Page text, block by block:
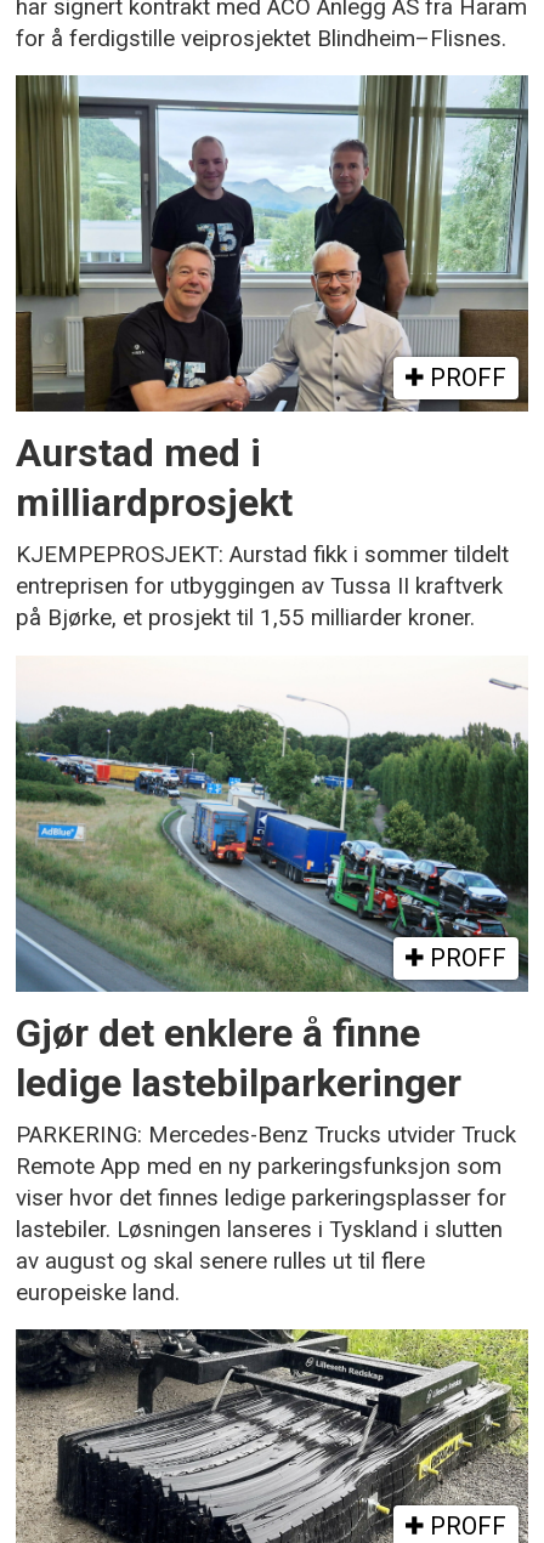
har signert kontrakt med ACO Anlegg AS fra Haram
for å ferdigstille veiprosjektet Blindheim–Flisnes.
PROFF
Aurstad med i
milliardprosjekt
KJEMPEPROSJEKT: Aurstad fikk i sommer tildelt
entreprisen for utbyggingen av Tussa II kraftverk
på Bjørke, et prosjekt til 1,55 milliarder kroner.
PROFF
Gjør det enklere å finne
ledige lastebilparkeringer
PARKERING: Mercedes-Benz Trucks utvider Truck
Remote App med en ny parkeringsfunksjon som
viser hvor det finnes ledige parkeringsplasser for
lastebiler. Løsningen lanseres i Tyskland i slutten
av august og skal senere rulles ut til flere
europeiske land.
PROFF